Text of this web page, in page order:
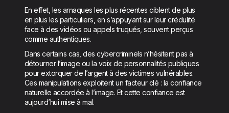
En effet, les arnaques les plus récentes ciblent de plus
en plus les particuliers, en s’appuyant sur leur crédulité
face à des vidéos ou appels truqués, souvent perçus
comme authentiques.
Dans certains cas, des cybercriminels n’hésitent pas à
détourner l’image ou la voix de personnalités publiques
pour extorquer de l’argent à des victimes vulnérables.
Ces manipulations exploitent un facteur clé : la confiance
naturelle accordée à l’image. Et cette confiance est
aujourd’hui mise à mal.